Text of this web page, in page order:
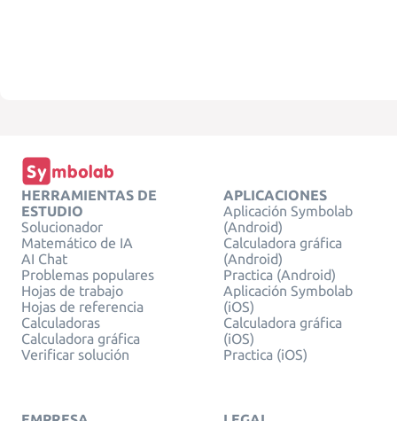
HERRAMIENTAS DE
ESTUDIO
Solucionador
Matemático de IA
AI Chat
Problemas populares
Hojas de trabajo
Hojas de referencia
Calculadoras
Calculadora gráfica
Verificar solución
APLICACIONES
Aplicación Symbolab
(Android)
Calculadora gráfica
(Android)
Practica (Android)
Aplicación Symbolab
(iOS)
Calculadora gráfica
(iOS)
Practica (iOS)